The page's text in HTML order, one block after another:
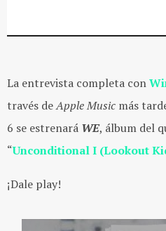
La entrevista completa con
través deApple Music más
6 se estrenará WE, álbum del
“Unconditional I (Lookout
¡Dale play!